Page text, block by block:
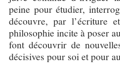
peine pour étudier,
découvre, par l’écriture
philosophie incite à poser
font découvrir de
décisives pour soi et pour